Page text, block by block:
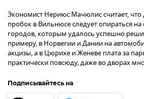
Экономист Нериюс Мачюлис считает,
пробок в Вильнюсе следует опираться
городов, которым удалось успешно
примеру, в Норвегии и Дании на
акцизы, а в Цюрихе и Женеве плата за
практически повсюду, даже во дворах
Подписывайтесь на